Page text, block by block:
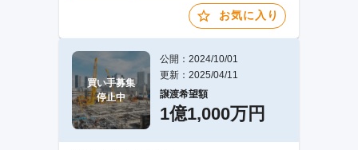
お気に入り
買い手募集
停止中
公開：2024/10/01
更新：2025/04/11
譲渡希望額
1億1,000万円